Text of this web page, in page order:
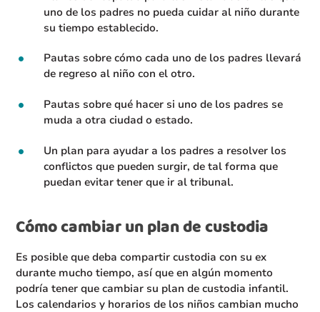
uno de los padres no pueda cuidar al niño durante
su tiempo establecido.
Pautas sobre cómo cada uno de los padres llevará
de regreso al niño con el otro.
Pautas sobre qué hacer si uno de los padres se
muda a otra ciudad o estado.
Un plan para ayudar a los padres a resolver los
conflictos que pueden surgir, de tal forma que
puedan evitar tener que ir al tribunal.
Cómo cambiar un plan de custodia
Es posible que deba compartir custodia con su ex
durante mucho tiempo, así que en algún momento
podría tener que cambiar su plan de custodia infantil.
Los calendarios y horarios de los niños cambian mucho